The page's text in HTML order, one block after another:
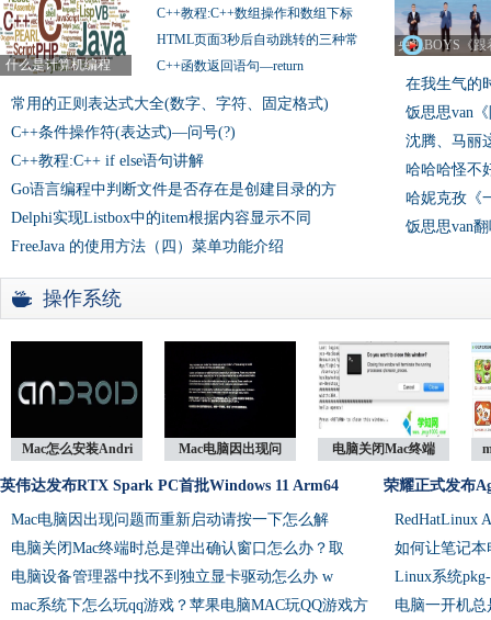
什么是计算机编程
C++教程:C++数组操作和数组下标
HTML页面3秒后自动跳转的三种常
C++函数返回语句—return
常用的正则表达式大全(数字、字符、固定格式)
C++条件操作符(表达式)—问号(?)
C++教程:C++ if else语句讲解
Go语言编程中判断文件是否存在是创建目录的方
Delphi实现Listbox中的item根据内容显示不同
FreeJava 的使用方法（四）菜单功能介绍
央视BOYS《跟
在我生气的
饭思思van
沈腾、马丽
哈哈哈怪不
哈妮克孜《
饭思思van
操作系统
Mac怎么安装Andri Mac电脑因出现问 电脑关闭Mac终端
英伟达发布RTX Spark PC首批Windows 11 Arm64 荣耀正式发布
Mac电脑因出现问题而重新启动请按一下怎么解
RedHatLinux
电脑关闭Mac终端时总是弹出确认窗口怎么办？取
如何让笔记本
电脑设备管理器中找不到独立显卡驱动怎么办 w
Linux系统
mac系统下怎么玩qq游戏？苹果电脑MAC玩QQ游戏方
电脑一开机总